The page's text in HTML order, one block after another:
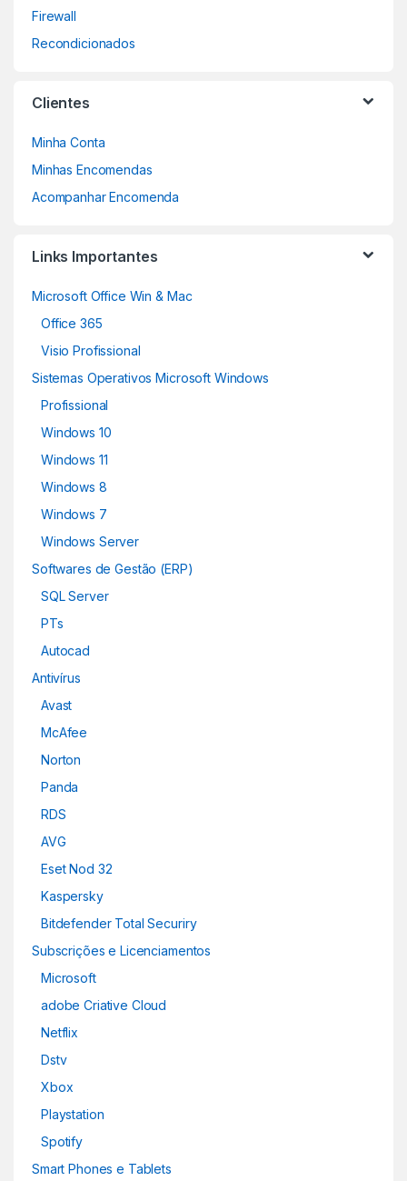
Firewall
Recondicionados
Clientes
Minha Conta
Minhas Encomendas
Acompanhar Encomenda
Links Importantes
Microsoft Office Win & Mac
Office 365
Visio Profissional
Sistemas Operativos Microsoft Windows
Profissional
Windows 10
Windows 11
Windows 8
Windows 7
Windows Server
Softwares de Gestão (ERP)
SQL Server
PTs
Autocad
Antivírus
Avast
McAfee
Norton
Panda
RDS
AVG
Eset Nod 32
Kaspersky
Bitdefender Total Securiry
Subscrições e Licenciamentos
Microsoft
adobe Criative Cloud
Netflix
Dstv
Xbox
Playstation
Spotify
Smart Phones e Tablets